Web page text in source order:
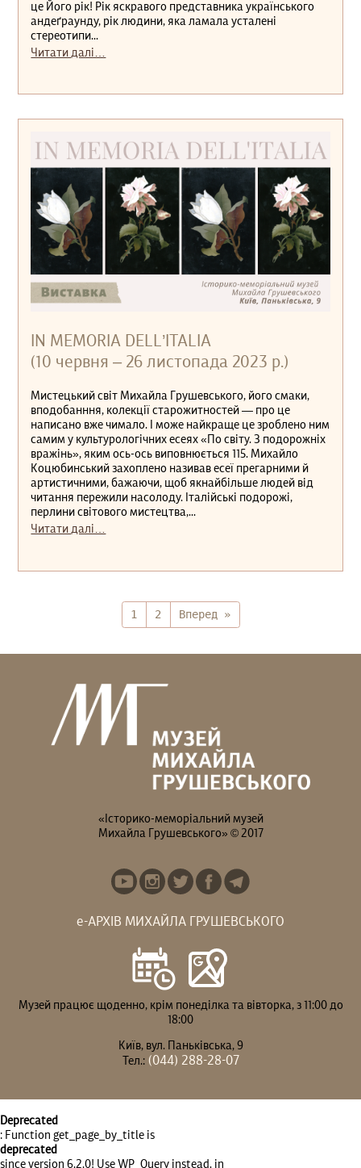
це Його рік! Рік яскравого представника українського
андеґраунду, рік людини, яка ламала усталені
стереотипи...
Читати далі…
IN MEMORIA DELL’ITALIA
(10 червня ‒ 26 листопада 2023 р.)
Мистецький світ Михайла Грушевського, його смаки,
вподобанння, колекції старожитностей — про це
написано вже чимало. І може найкраще це зроблено ним
самим у культурологічних есеях «По світу. З подорожніх
вражінь», яким ось-ось виповнюється 115. Михайло
Коцюбинський захоплено називав есеї прегарними й
артистичними, бажаючи, щоб якнайбільше людей від
читання пережили насолоду. Італійські подорожі,
перлини світового мистецтва,...
Читати далі…
1 2 Вперед »
«Історико-меморіальний музей
Михайла Грушевського» © 2017
е-АРХІВ МИХАЙЛА ГРУШЕВСЬКОГО
Музей працює щоденно, крім понеділка та вівторка, з 11:00 до
18:00
Київ, вул. Паньківська, 9
Тел.:(044) 288-28-07
Deprecated
: Function get_page_by_title is
deprecated
since version 6.2.0! Use WP_Query instead. in